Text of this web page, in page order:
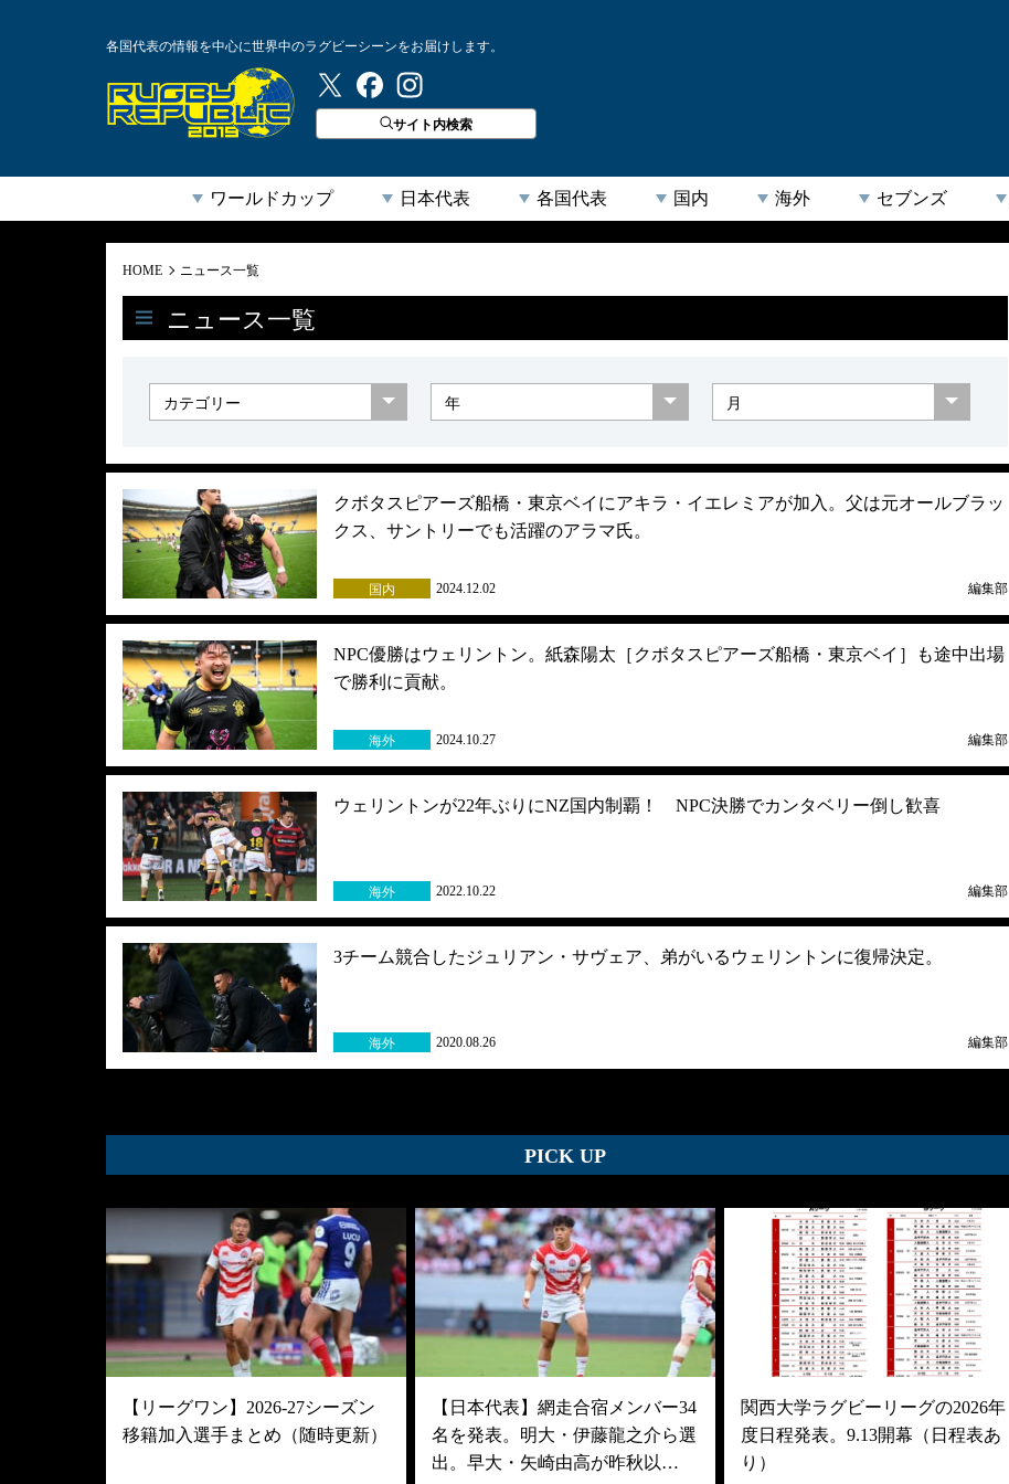
各国代表の情報を中心に世界中のラグビーシーンをお届けします。
ラグビーリパブリック
サイト内検索
ワールドカップ 日本代表 各国代表 国内 海外 セブンズ
HOME ニュース一覧
ニュース一覧
クボタスピアーズ船橋・東京ベイにアキラ・イエレミアが加入。父は元オールブラッ
クス、サントリーでも活躍のアラマ氏。
国内 2024.12.02 編集部
NPC優勝はウェリントン。紙森陽太［クボタスピアーズ船橋・東京ベイ］も途中出場
で勝利に貢献。
海外 2024.10.27 編集部
ウェリントンが22年ぶりにNZ国内制覇！ NPC決勝でカンタベリー倒し歓喜
海外 2022.10.22 編集部
3チーム競合したジュリアン・サヴェア、弟がいるウェリントンに復帰決定。
海外 2020.08.26 編集部
PICK UP
【リーグワン】2026-27シーズン
移籍加入選手まとめ（随時更新）
【日本代表】網走合宿メンバー34
名を発表。明大・伊藤龍之介ら選
出。早大・矢崎由高が昨秋以…
関西大学ラグビーリーグの2026年
度日程発表。9.13開幕（日程表あ
り）